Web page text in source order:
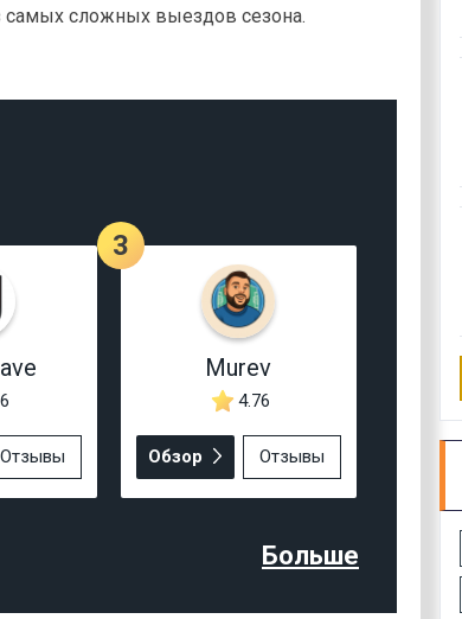
самых сложных выездов сезона.
Отзывы
3
Murev
4.76
Обзор Отзывы
Больше